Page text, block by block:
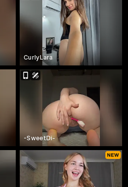
CurlyLara
-SweetDi-